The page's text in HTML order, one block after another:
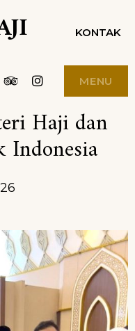
KONTAK
Tripadvisor
Instagram
MENU
Haji dan
Indonesia